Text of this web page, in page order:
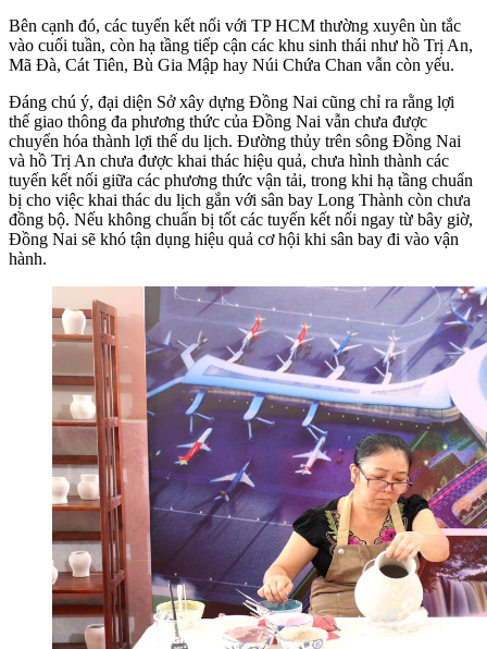
Bên cạnh đó, các tuyến kết nối với TP HCM thường xuyên ùn tắc
vào cuối tuần, còn hạ tầng tiếp cận các khu sinh thái như hồ Trị An,
Mã Đà, Cát Tiên, Bù Gia Mập hay Núi Chứa Chan vẫn còn yếu.
Đáng chú ý, đại diện Sở xây dựng Đồng Nai cũng chỉ ra rằng lợi
thế giao thông đa phương thức của Đồng Nai vẫn chưa được
chuyển hóa thành lợi thế du lịch. Đường thủy trên sông Đồng Nai
và hồ Trị An chưa được khai thác hiệu quả, chưa hình thành các
tuyến kết nối giữa các phương thức vận tải, trong khi hạ tầng chuẩn
bị cho việc khai thác du lịch gắn với sân bay Long Thành còn chưa
đồng bộ. Nếu không chuẩn bị tốt các tuyến kết nối ngay từ bây giờ,
Đồng Nai sẽ khó tận dụng hiệu quả cơ hội khi sân bay đi vào vận
hành.